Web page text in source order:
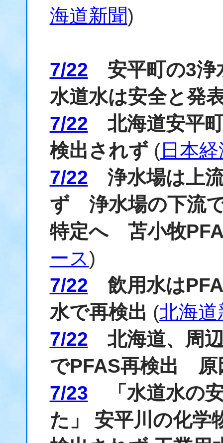
海道新聞)
7/22 安平町の3浄
水道水は安全と発
7/22 北海道安平
検出されず (日本
7/22 浄水場は上
ず 浄水場の下流
特定へ 苫小牧
ース)
7/22 飲用水は
水で再検出 (北海道
7/22 北海道、周
でPFAS再検出 原
7/23 「水道水の
た」 安平川の化学